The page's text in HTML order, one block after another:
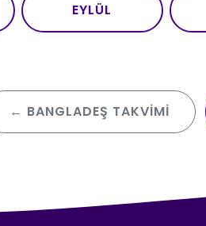
EYLÜL
← BANGLADEŞ TAKVIMI